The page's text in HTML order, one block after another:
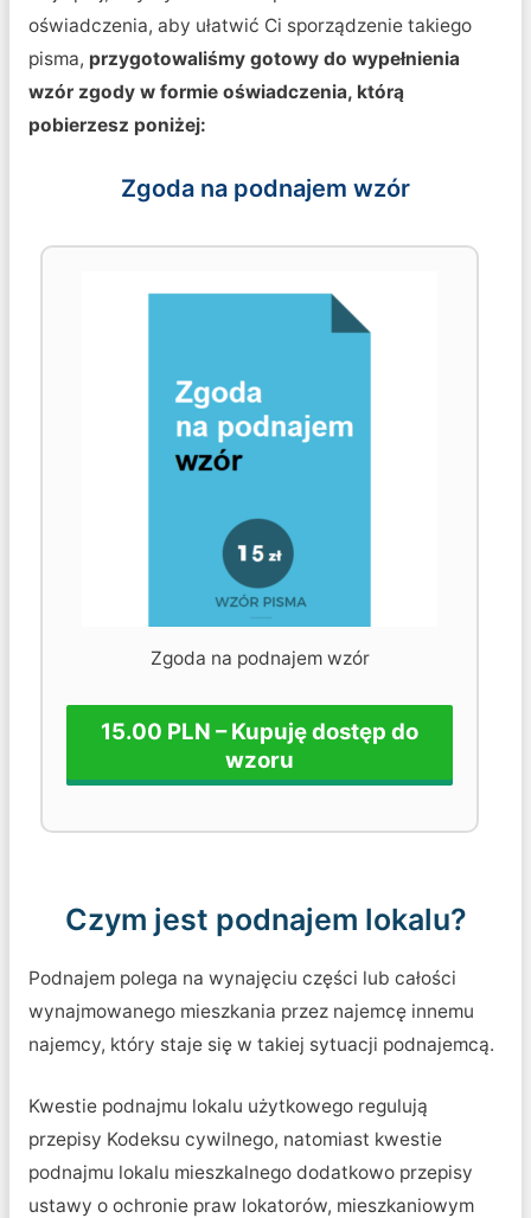
oświadczenia, aby ułatwić Ci sporządzenie takiego
pisma, przygotowaliśmy gotowy do wypełnienia
wzór zgody w formie oświadczenia, którą
pobierzesz poniżej:
Zgoda na podnajem wzór
Zgoda na podnajem wzór
15.00 PLN – Kupuję dostęp do
wzoru
Czym jest podnajem lokalu?
Podnajem polega na wynajęciu części lub całości
wynajmowanego mieszkania przez najemcę innemu
najemcy, który staje się w takiej sytuacji podnajemcą.
Kwestie podnajmu lokalu użytkowego regulują
przepisy Kodeksu cywilnego, natomiast kwestie
podnajmu lokalu mieszkalnego dodatkowo przepisy
ustawy o ochronie praw lokatorów, mieszkaniowym